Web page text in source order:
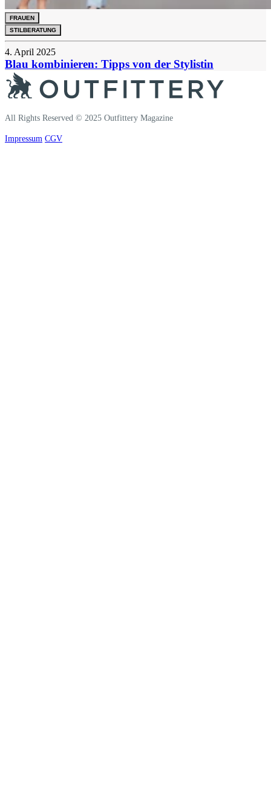
FRAUEN
STILBERATUNG
4. April 2025
Blau kombinieren: Tipps von der Stylistin
All Rights Reserved © 2025 Outfittery Magazine
Impressum CGV